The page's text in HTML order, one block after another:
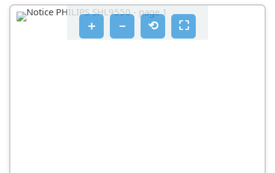
＋ － ⟲ ⛶